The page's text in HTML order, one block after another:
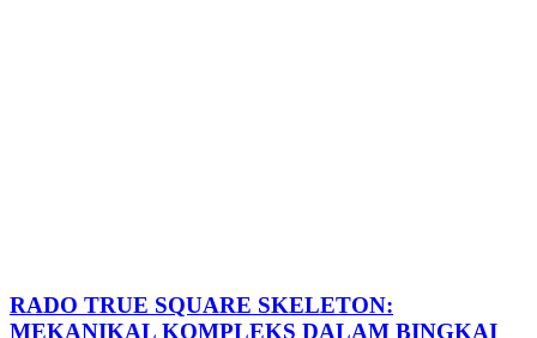
RADO TRUE SQUARE SKELETON:
MEKANIKAL KOMPLEKS DALAM BINGKAI